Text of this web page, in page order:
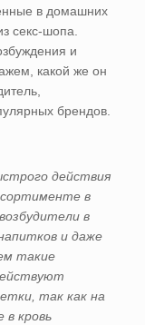
в домашних
секс-шопа.
и
какой же он
брендов.
действия
в
в
и даже
такие
так как на
в кровь